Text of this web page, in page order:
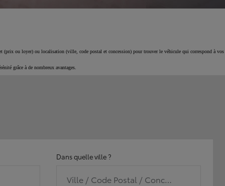
(prix ou loyer) ou localisation (ville, code postal et concession) pour trouver le véhicule qui correspond à vos
grâce à de nombreux avantages.
Dans quelle ville ?
Ville / Code Postal / Concession